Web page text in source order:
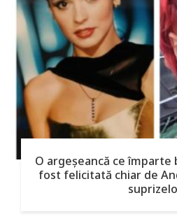
O argeşeancă ce împarte
fost felicitată chiar de